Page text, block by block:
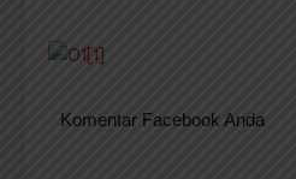
Komentar Facebook Anda